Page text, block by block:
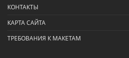
КОНТАКТЫ
КАРТА САЙТА
ТРЕБОВАНИЯ К МАКЕТАМ